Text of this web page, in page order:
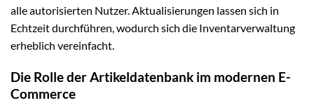
alle autorisierten Nutzer. Aktualisierungen lassen sich in
Echtzeit durchführen, wodurch sich die Inventarverwaltung
erheblich vereinfacht.
Die Rolle der Artikeldatenbank im modernen E-
Commerce